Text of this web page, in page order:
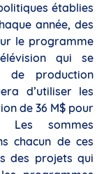
établies
année, des
le programme
qui se
de production
d’utiliser les
de 36 M$ pour
Les sommes
chacun de ces
des projets qui